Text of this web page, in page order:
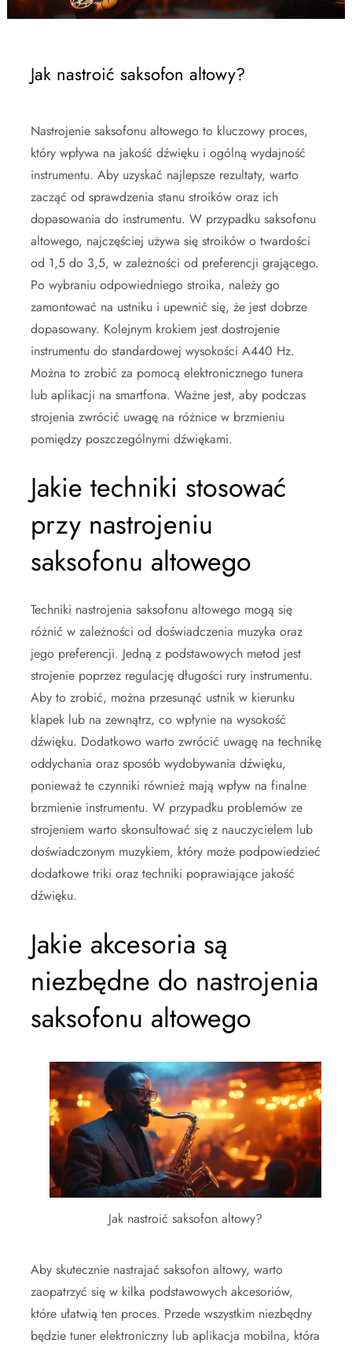
Jak nastroić saksofon altowy?
Nastrojenie saksofonu altowego to kluczowy proces,
który wpływa na jakość dźwięku i ogólną wydajność
instrumentu. Aby uzyskać najlepsze rezultaty, warto
zacząć od sprawdzenia stanu stroików oraz ich
dopasowania do instrumentu. W przypadku saksofonu
altowego, najczęściej używa się stroików o twardości
od 1,5 do 3,5, w zależności od preferencji grającego.
Po wybraniu odpowiedniego stroika, należy go
zamontować na ustniku i upewnić się, że jest dobrze
dopasowany. Kolejnym krokiem jest dostrojenie
instrumentu do standardowej wysokości A440 Hz.
Można to zrobić za pomocą elektronicznego tunera
lub aplikacji na smartfona. Ważne jest, aby podczas
strojenia zwrócić uwagę na różnice w brzmieniu
pomiędzy poszczególnymi dźwiękami.
Jakie techniki stosować
przy nastrojeniu
saksofonu altowego
Techniki nastrojenia saksofonu altowego mogą się
różnić w zależności od doświadczenia muzyka oraz
jego preferencji. Jedną z podstawowych metod jest
strojenie poprzez regulację długości rury instrumentu.
Aby to zrobić, można przesunąć ustnik w kierunku
klapek lub na zewnątrz, co wpłynie na wysokość
dźwięku. Dodatkowo warto zwrócić uwagę na technikę
oddychania oraz sposób wydobywania dźwięku,
ponieważ te czynniki również mają wpływ na finalne
brzmienie instrumentu. W przypadku problemów ze
strojeniem warto skonsultować się z nauczycielem lub
doświadczonym muzykiem, który może podpowiedzieć
dodatkowe triki oraz techniki poprawiające jakość
dźwięku.
Jakie akcesoria są
niezbędne do nastrojenia
saksofonu altowego
Jak nastroić saksofon altowy?
Aby skutecznie nastrajać saksofon altowy, warto
zaopatrzyć się w kilka podstawowych akcesoriów,
które ułatwią ten proces. Przede wszystkim niezbędny
będzie tuner elektroniczny lub aplikacja mobilna, która